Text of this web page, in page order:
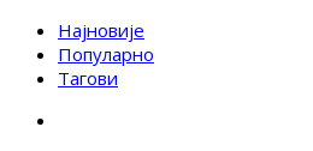
Најновије
Популарно
Тагови